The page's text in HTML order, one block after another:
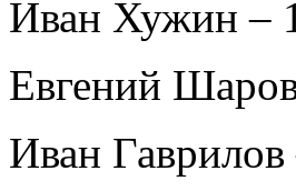
Иван Хужин –
Евгений
Иван Гаврилов